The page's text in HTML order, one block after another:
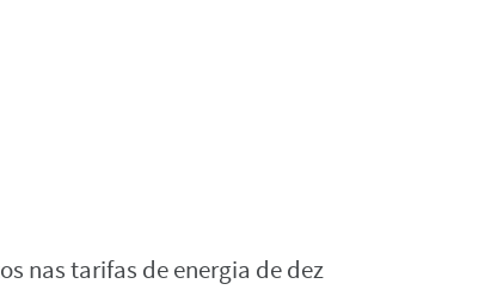
nas tarifas de energia de dez